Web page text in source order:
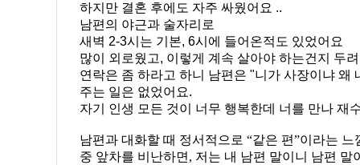
하지만 결혼 후에도 자주 싸웠어요 ..
남편의 야근과 술자리로
새벽 2-3시는 기본, 6시에 들어온적도 있었어요
많이 외로웠고, 이렇게 계속 살아야 하는건지 두
연락은 좀 하라고 하니 남편은 "니가 사장이냐
주는 일은 없었어요.
자기 인생 모든 것이 너무 행복한데 너를 만나 재
남편과 대화할 때 정서적으로 “같은 편”이라는
중 앞차를 비난하면, 저는 내 남편 말이니 남편